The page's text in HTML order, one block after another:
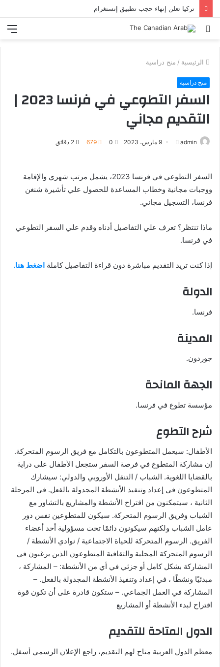
تركيا تعلن إنهاء حجب تطبيق إنستغرام
بحث
الرئيسية / منح دراسية
منح دراسية
السفر التطوعي في فرنسا 2023 |
التقديم مجاني
admin
أرسل 9 مارس، 2023 0
679
السفر التطوعي في فرنسا 2023، يشمل مرتب شهري والإقامة
ووجبات مجانية وخطاب المساعدة للحصول علي تأشيرة شنغن
فرنسا، التسجيل مجاني.
ماذا تنتظر؟ تعرف علي التفاصيل أدناه وقدم علي السفر التطوعي
في فرنسا.
إذا كنت تريد التقديم مباشرة دون قراءة التفاصيل كاملة اضغط هنا.
الدولة
فرنسا.
المدينة
جوردون.
الجهة المانحة
مؤسسة تطوع في فرنسا.
شرح التطوع
الأطفال: سيعمل المتطوعون بالتكامل مع فريق الرسوم المتحركة.
إن مشاركة المتطوع في فرصة السفر ستجعل الأطفال على دراية
بالقضايا اللغوية. الشباب / التنقل الأوروبي والدولي: سيشارك
المتطوعون في إعداد وتنفيذ الأنشطة المجدولة بالفعل. في المرحلة
الثانية ، سيتمكنون من اقتراح الأنشطة والمشاريع بالتشاور مع
الشباب وفريق الرسوم المتحركة. سيكون للمتطوعين نفس دور
عامل الشباب ولكنهم سيكونون دائمًا تحت مسؤولية أحد أعضاء
الفريق. الرسوم المتحركة للحياة الاجتماعية / نوادي الأنشطة /
الرسوم المتحركة المحلية والثقافية المتطوعون الذين يرغبون في
المشاركة بشكل كامل أو جزئي في أي من الأنشطة: – المشاركة ،
مبدئيًا ونشطًا ، في إعداد وتنفيذ الأنشطة المجدولة بالفعل. –
المشاركة في العمل الجماعي. – ستكون قادرة على أن تكون قوة
اقتراح لبدء الأنشطة أو المشاريع
الدول المتاحة للتقديم
معظم الدول العربية متاح لهم التقديم، راجع الإعلان الرسمي أسفل.